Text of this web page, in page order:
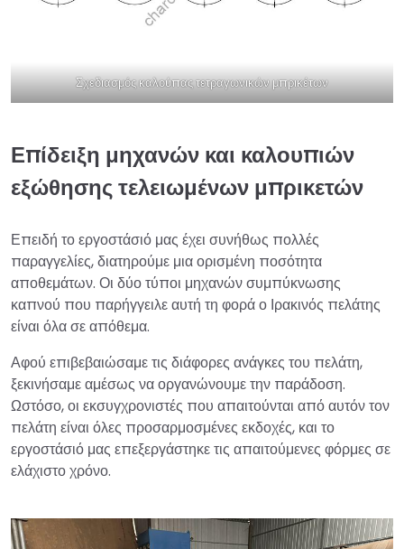
Σχεδιασμός καλούπας τετραγωνικών μπρικέτων
Επίδειξη μηχανών και καλουπιών
εξώθησης τελειωμένων μπρικετών
Επειδή το εργοστάσιό μας έχει συνήθως πολλές
παραγγελίες, διατηρούμε μια ορισμένη ποσότητα
αποθεμάτων. Οι δύο τύποι μηχανών συμπύκνωσης
καπνού που παρήγγειλε αυτή τη φορά ο Ιρακινός πελάτης
είναι όλα σε απόθεμα.
Αφού επιβεβαιώσαμε τις διάφορες ανάγκες του πελάτη,
ξεκινήσαμε αμέσως να οργανώνουμε την παράδοση.
Ωστόσο, οι εκσυγχρονιστές που απαιτούνται από αυτόν τον
πελάτη είναι όλες προσαρμοσμένες εκδοχές, και το
εργοστάσιό μας επεξεργάστηκε τις απαιτούμενες φόρμες σε
ελάχιστο χρόνο.